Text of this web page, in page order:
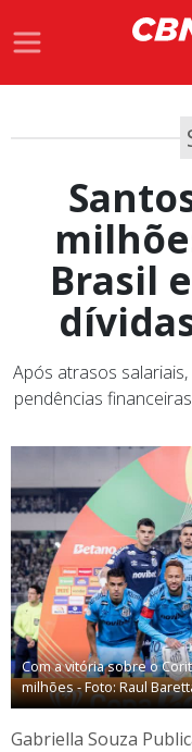
Brasil
Após atrasos
pendências
Com a vitória sobre o
milhões - Foto: Raul
Gabriella Souza